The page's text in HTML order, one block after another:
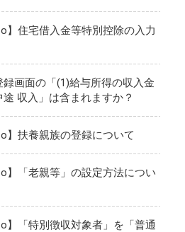
】住宅借入金等特別控除の入力
画面の「(1)給与所得の収入金
収入」は含まれますか？
】扶養親族の登録について
】「老親等」の設定方法につい
】「特別徴収対象者」を「普通